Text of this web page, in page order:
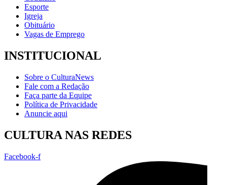
Esporte
Igreja
Obituário
Vagas de Emprego
INSTITUCIONAL
Sobre o CulturaNews
Fale com a Redação
Faça parte da Equipe
Política de Privacidade
Anuncie aqui
CULTURA NAS REDES
Facebook-f